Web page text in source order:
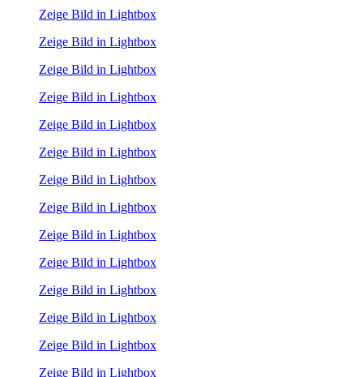
Zeige Bild in Lightbox
Zeige Bild in Lightbox
Zeige Bild in Lightbox
Zeige Bild in Lightbox
Zeige Bild in Lightbox
Zeige Bild in Lightbox
Zeige Bild in Lightbox
Zeige Bild in Lightbox
Zeige Bild in Lightbox
Zeige Bild in Lightbox
Zeige Bild in Lightbox
Zeige Bild in Lightbox
Zeige Bild in Lightbox
Zeige Bild in Lightbox